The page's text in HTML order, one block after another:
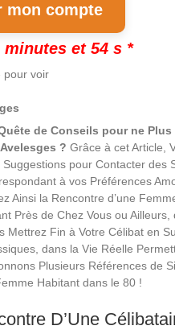
mon compte
minutes et 53 s *
pour voir
de Conseils pour ne
? Grâce à cet Article,
Suggestions pour Contacter des
à vos Préférences
Ainsi la Rencontre d’une
Près de Chez Vous ou Ailleurs,
Mettrez Fin à Votre Célibat en
dans la Vie Réelle
Plusieurs Références de
Habitant dans le 80 !
D’Une